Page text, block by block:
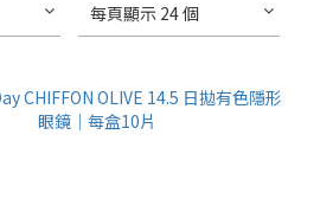
每頁顯示 24 個